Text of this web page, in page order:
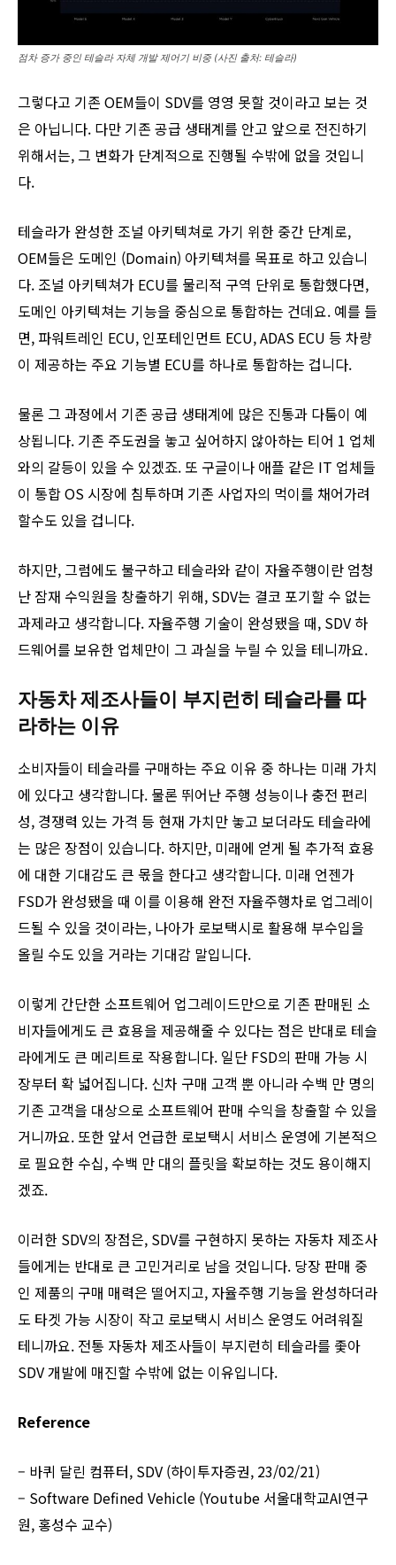
점차 증가 중인 테슬라 자체 개발 제어기 비중 (사진 출처: 테슬라)
그렇다고 기존 OEM들이 SDV를 영영 못할 것이라고 보는 것
은 아닙니다. 다만 기존 공급 생태계를 안고 앞으로 전진하기
위해서는, 그 변화가 단계적으로 진행될 수밖에 없을 것입니
다.
테슬라가 완성한 조널 아키텍쳐로 가기 위한 중간 단계로,
OEM들은 도메인 (Domain) 아키텍쳐를 목표로 하고 있습니
다. 조널 아키텍쳐가 ECU를 물리적 구역 단위로 통합했다면,
도메인 아키텍쳐는 기능을 중심으로 통합하는 건데요. 예를 들
면, 파워트레인 ECU, 인포테인먼트 ECU, ADAS ECU 등 차량
이 제공하는 주요 기능별 ECU를 하나로 통합하는 겁니다.
물론 그 과정에서 기존 공급 생태계에 많은 진통과 다툼이 예
상됩니다. 기존 주도권을 놓고 싶어하지 않아하는 티어 1 업체
와의 갈등이 있을 수 있겠죠. 또 구글이나 애플 같은 IT 업체들
이 통합 OS 시장에 침투하며 기존 사업자의 먹이를 채어가려
할수도 있을 겁니다.
하지만, 그럼에도 불구하고 테슬라와 같이 자율주행이란 엄청
난 잠재 수익원을 창출하기 위해, SDV는 결코 포기할 수 없는
과제라고 생각합니다. 자율주행 기술이 완성됐을 때, SDV 하
드웨어를 보유한 업체만이 그 과실을 누릴 수 있을 테니까요.
자동차 제조사들이 부지런히 테슬라를 따
라하는 이유
소비자들이 테슬라를 구매하는 주요 이유 중 하나는 미래 가치
에 있다고 생각합니다. 물론 뛰어난 주행 성능이나 충전 편리
성, 경쟁력 있는 가격 등 현재 가치만 놓고 보더라도 테슬라에
는 많은 장점이 있습니다. 하지만, 미래에 얻게 될 추가적 효용
에 대한 기대감도 큰 몫을 한다고 생각합니다. 미래 언젠가
FSD가 완성됐을 때 이를 이용해 완전 자율주행차로 업그레이
드될 수 있을 것이라는, 나아가 로보택시로 활용해 부수입을
올릴 수도 있을 거라는 기대감 말입니다.
이렇게 간단한 소프트웨어 업그레이드만으로 기존 판매된 소
비자들에게도 큰 효용을 제공해줄 수 있다는 점은 반대로 테슬
라에게도 큰 메리트로 작용합니다. 일단 FSD의 판매 가능 시
장부터 확 넓어집니다. 신차 구매 고객 뿐 아니라 수백 만 명의
기존 고객을 대상으로 소프트웨어 판매 수익을 창출할 수 있을
거니까요. 또한 앞서 언급한 로보택시 서비스 운영에 기본적으
로 필요한 수십, 수백 만 대의 플릿을 확보하는 것도 용이해지
겠죠.
이러한 SDV의 장점은, SDV를 구현하지 못하는 자동차 제조사
들에게는 반대로 큰 고민거리로 남을 것입니다. 당장 판매 중
인 제품의 구매 매력은 떨어지고, 자율주행 기능을 완성하더라
도 타겟 가능 시장이 작고 로보택시 서비스 운영도 어려워질
테니까요. 전통 자동차 제조사들이 부지런히 테슬라를 좇아
SDV 개발에 매진할 수밖에 없는 이유입니다.
Reference
– 바퀴 달린 컴퓨터, SDV (하이투자증권, 23/02/21)
– Software Defined Vehicle (Youtube 서울대학교AI연구
원, 홍성수 교수)